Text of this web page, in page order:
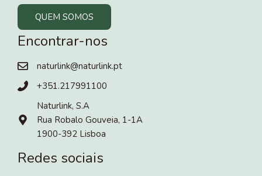
QUEM SOMOS
Encontrar-nos
naturlink@naturlink.pt
+351.217991100
Naturlink, S.A
Rua Robalo Gouveia, 1-1A
1900-392 Lisboa
Redes sociais